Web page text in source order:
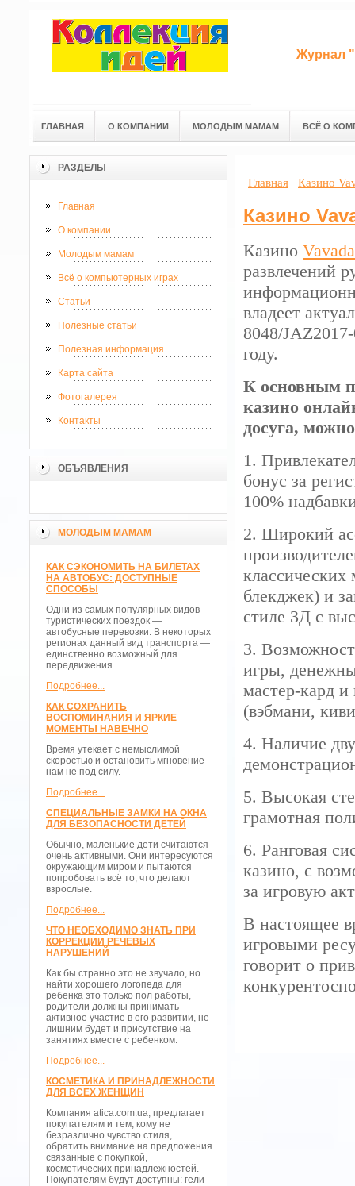
Журнал
ГЛАВНАЯ О КОМПАНИИ МОЛОДЫМ МАМАМ ВСЁ О
РАЗДЕЛЫ
Главная
О компании
Молодым мамам
Всё о компьютерных играх
Статьи
Полезные статьи
Полезная информация
Карта сайта
Фотогалерея
Контакты
ОБЪЯВЛЕНИЯ
МОЛОДЫМ МАМАМ
КАК СЭКОНОМИТЬ НА БИЛЕТАХ
НА АВТОБУС: ДОСТУПНЫЕ
СПОСОБЫ
Одни из самых популярных видов
туристических поездок —
автобусные перевозки. В некоторых
регионах данный вид транспорта —
единственно возможный для
передвижения.
Подробнее...
КАК СОХРАНИТЬ
ВОСПОМИНАНИЯ И ЯРКИЕ
МОМЕНТЫ НАВЕЧНО
Время утекает с немыслимой
скоростью и остановить мгновение
нам не под силу.
Подробнее...
СПЕЦИАЛЬНЫЕ ЗАМКИ НА ОКНА
ДЛЯ БЕЗОПАСНОСТИ ДЕТЕЙ
Обычно, маленькие дети считаются
очень активными. Они интересуются
окружающим миром и пытаются
попробовать всё то, что делают
взрослые.
Подробнее...
ЧТО НЕОБХОДИМО ЗНАТЬ ПРИ
КОРРЕКЦИИ РЕЧЕВЫХ
НАРУШЕНИЙ
Как бы странно это не звучало, но
найти хорошего логопеда для
ребенка это только пол работы,
родители должны принимать
активное участие в его развитии, не
лишним будет и присутствие на
занятиях вместе с ребенком.
Подробнее...
КОСМЕТИКА И ПРИНАДЛЕЖНОСТИ
ДЛЯ ВСЕХ ЖЕНЩИН
Компания atica.com.ua, предлагает
покупателям и тем, кому не
безразлично чувство стиля,
обратить внимание на предложения
связанные с покупкой,
косметических принадлежностей.
Покупателям будут доступны: гели
Главная Казино
Казино
Казино Vavada
развлечений
владеет
8048/
году.
К основным
казино
досуга,
1.
бонус за
100%
2. Широкий
классических
блекджек) и
стиле 3Д с
3.
игры,
мастер-кард
(вэбмани,
4. Наличие
5. Высокая
грамотная
6. Ранговая
казино, с
за игровую
В настоящее
игровыми
говорит о